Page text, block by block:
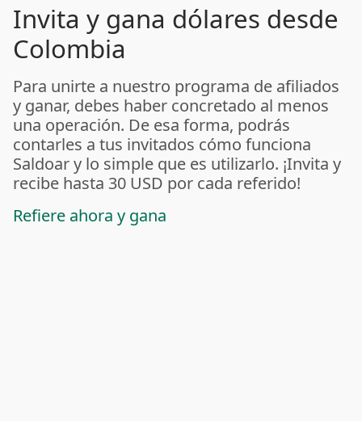
Invita y gana dólares desde
Colombia
Para unirte a nuestro programa de afiliados
y ganar, debes haber concretado al menos
una operación. De esa forma, podrás
contarles a tus invitados cómo funciona
Saldoar y lo simple que es utilizarlo. ¡Invita y
recibe hasta 30 USD por cada referido!
Refiere ahora y gana